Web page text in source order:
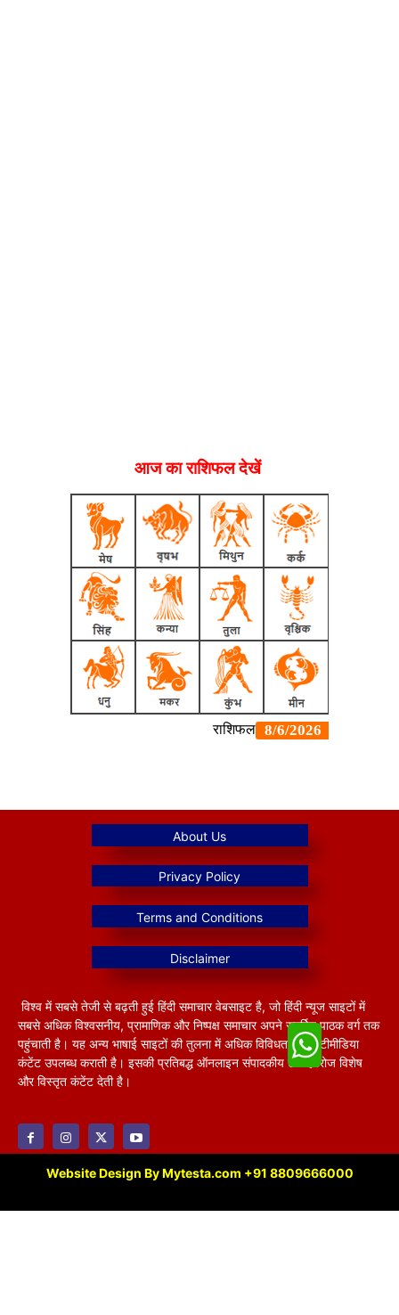
आज का राशिफल देखें
विश्व में सबसे तेजी से बढ़ती हुई हिंदी समाचार वेबसाइट है, जो हिंदी न्यूज साइटों में
सबसे अधिक विश्वसनीय, प्रामाणिक और निष्पक्ष समाचार अपने समर्पित पाठक वर्ग तक
पहुंचाती है। यह अन्य भाषाई साइटों की तुलना में अधिक विविधतापूर्ण मल्टीमीडिया
कंटेंट उपलब्ध कराती है। इसकी प्रतिबद्ध ऑनलाइन संपादकीय टीम हररोज विशेष
और विस्तृत कंटेंट देती है।
Website Design By Mytesta.com +91 8809666000